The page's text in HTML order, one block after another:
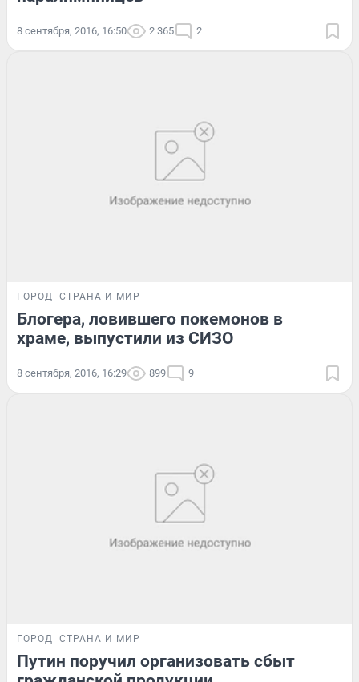
8 сентября, 2016, 16:50 2 365 2
ГОРОД СТРАНА И МИР
Блогера, ловившего покемонов в
храме, выпустили из СИЗО
8 сентября, 2016, 16:29 899 9
ГОРОД СТРАНА И МИР
Путин поручил организовать сбыт